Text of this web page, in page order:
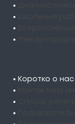
•
•
•
•
• Коротко о нас
•
•
•